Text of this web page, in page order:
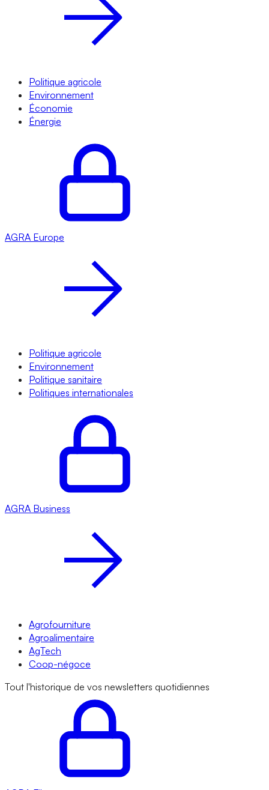
Politique agricole
Environnement
Économie
Énergie
AGRA Europe
Politique agricole
Environnement
Politique sanitaire
Politiques internationales
AGRA Business
Agrofourniture
Agroalimentaire
AgTech
Coop-négoce
Tout l'historique de vos newsletters quotidiennes